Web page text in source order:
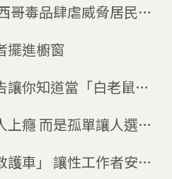
哥毒品肆虐威脅居民性
擺進櫥窗
讓你知道當「白老鼠」
上癮 而是孤單讓人選了
工作者安心